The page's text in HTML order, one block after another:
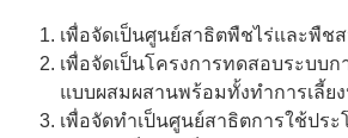
เพื่อจัดเป็นศูนย์สาธิตพืชไร่และพืช
เพื่อจัดเป็นโครงการทดสอบระบบ
แบบผสมผสานพร้อมทั้งทำการเลี้ย
เพื่อจัดทำเป็นศูนย์สาธิตการใช้ปร